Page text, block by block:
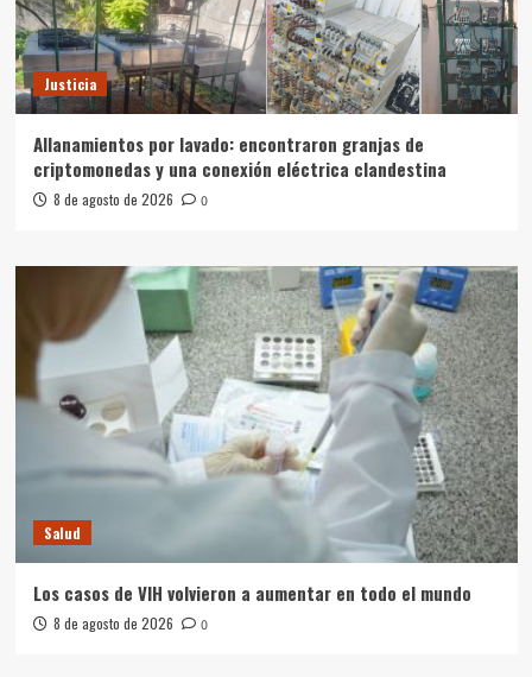
Justicia
Allanamientos por lavado: encontraron granjas de
criptomonedas y una conexión eléctrica clandestina
8 de agosto de 2026 0
Salud
Los casos de VIH volvieron a aumentar en todo el mundo
8 de agosto de 2026 0